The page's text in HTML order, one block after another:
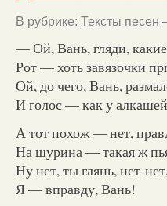
В рубрике: Тексты песен
— Ой, Вань, гляди,
Рот — хоть завязочки
Ой, до чего, Вань,
И голос — как у
А тот похож — нет,
На шурина — такая ж
Ну нет, ты глянь, нет-
Я — вправду, Вань!